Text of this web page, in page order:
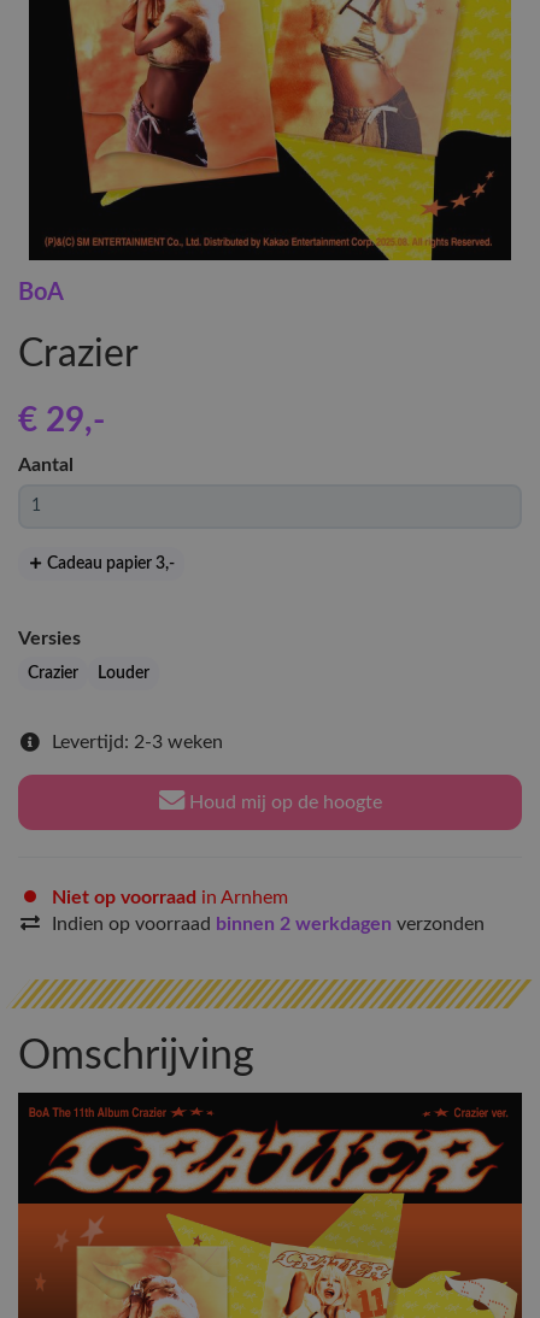
BoA
Crazier
€ 29,-
Aantal
Cadeau papier 3,-
Versies
Crazier Louder
Levertijd: 2-3 weken
Houd mij op de hoogte
Niet op voorraad in Arnhem
Indien op voorraad binnen 2 werkdagen verzonden
Omschrijving